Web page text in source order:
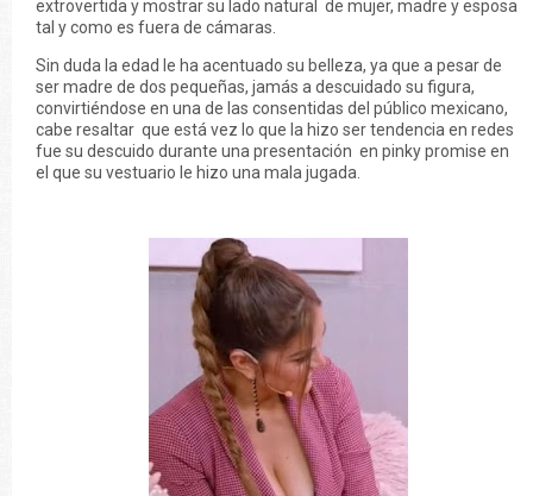
extrovertida y mostrar su lado natural de mujer, madre y esposa
tal y como es fuera de cámaras.
Sin duda la edad le ha acentuado su belleza, ya que a pesar de
ser madre de dos pequeñas, jamás a descuidado su figura,
convirtiéndose en una de las consentidas del público mexicano,
cabe resaltar que está vez lo que la hizo ser tendencia en redes
fue su descuido durante una presentación en pinky promise en
el que su vestuario le hizo una mala jugada.